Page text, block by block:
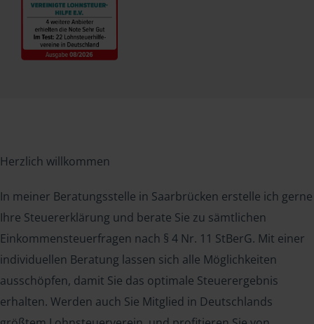
Herzlich willkommen
In meiner Beratungsstelle in Saarbrücken erstelle ich gerne
Ihre Steuererklärung und berate Sie zu sämtlichen
Einkommensteuerfragen nach § 4 Nr. 11 StBerG. Mit einer
individuellen Beratung lassen sich alle Möglichkeiten
ausschöpfen, damit Sie das optimale Steuerergebnis
erhalten. Werden auch Sie Mitglied in Deutschlands